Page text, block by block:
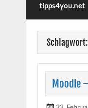
tipps4you.net
Schlagwort:
Moodle